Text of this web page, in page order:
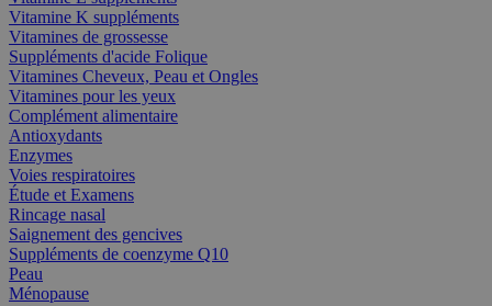
Vitamine K suppléments
Vitamines de grossesse
Suppléments d'acide Folique
Vitamines Cheveux, Peau et Ongles
Vitamines pour les yeux
Complément alimentaire
Antioxydants
Enzymes
Voies respiratoires
Étude et Examens
Rincage nasal
Saignement des gencives
Suppléments de coenzyme Q10
Peau
Ménopause